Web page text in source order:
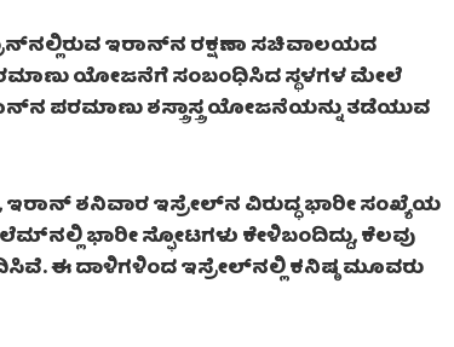
ಇರಾನ್‌ನ ರಕ್ಷಣಾ ಸಚಿವಾಲಯದ
ಯೋಜನೆಗೆ ಸಂಬಂಧಿಸಿದ ಸ್ಥಳಗಳ ಮೇಲೆ
ಪರಮಾಣು ಶಸ್ತ್ರಾಸ್ತ್ರ ಯೋಜನೆಯನ್ನು ತಡೆಯುವ
ಶನಿವಾರ ಇಸ್ರೇಲ್‌ನ ವಿರುದ್ಧ ಭಾರೀ ಸಂಖ್ಯೆಯ
ಭಾರೀ ಸ್ಫೋಟಗಳು ಕೇಳಿಬಂದಿದ್ದು, ಕೆಲವು
ಈ ದಾಳಿಗಳಿಂದ ಇಸ್ರೇಲ್‌ನಲ್ಲಿ ಕನಿಷ್ಠ ಮೂವರು